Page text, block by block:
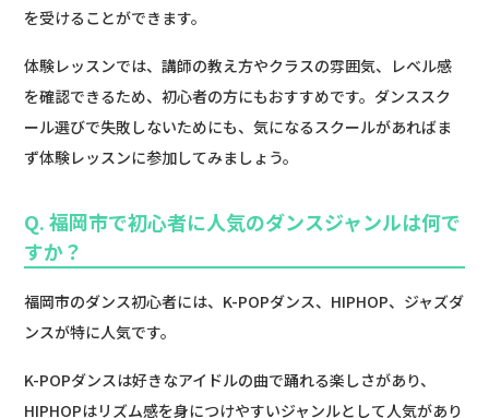
を受けることができます。
体験レッスンでは、講師の教え方やクラスの雰囲気、レベル感
を確認できるため、初心者の方にもおすすめです。ダンススク
ール選びで失敗しないためにも、気になるスクールがあればま
ず体験レッスンに参加してみましょう。
Q. 福岡市で初心者に人気のダンスジャンルは何で
すか？
福岡市のダンス初心者には、K-POPダンス、HIPHOP、ジャズダ
ンスが特に人気です。
K-POPダンスは好きなアイドルの曲で踊れる楽しさがあり、
HIPHOPはリズム感を身につけやすいジャンルとして人気があり